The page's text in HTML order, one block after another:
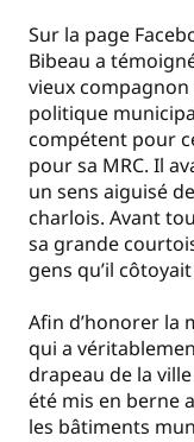
Sur la page
Bibeau a
vieux compagnon
politique
compétent pour
pour sa MRC. Il
un sens aiguisé
charlois. Avant
sa grande
gens qu’il
Afin d’honorer la
qui a
drapeau de la
été mis en berne
les bâtiments